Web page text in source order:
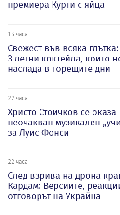
премиера Курти с яйца
13 часа
Свежест във всяка
3 летни коктейла, които
наслада в горещите дни
22 часа
Христо Стоичков се оказа
неочакван музикален
за Луис Фонси
22 часа
След взрива на дрона
Кардам: Версиите,
отговорът на Украйна